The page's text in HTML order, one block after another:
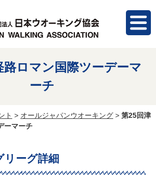
路ロマン国際ツーデーマ
ーチ
ト > オールジャパンウオーキング > 第25回津
ーマーチ
リーグ詳細